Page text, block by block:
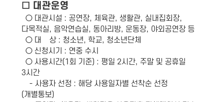
□ 대관운영
○ 대관시설 : 공연장, 체육관, 생활관, 실내집회장,
다목적실, 음악연습실, 동아리방, 운동장, 야외공연장 등
○ 대 상 : 청소년, 학교, 청소년단체
○ 신청시기 : 연중 수시
○ 사용시간(1회 기준) : 평일 2시간, 주말 및 공휴일
3시간
- 사용자 선정 : 해당 사용일자별 선착순 선정
(개별통보)